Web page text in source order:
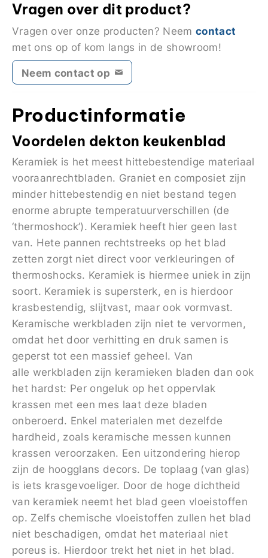
Vragen over dit product?
Vragen over onze producten? Neem contact
met ons op of kom langs in de showroom!
Neem contact op
Productinformatie
Voordelen dekton keukenblad
Keramiek is het meest hittebestendige materiaal
vooraanrechtbladen. Graniet en composiet zijn
minder hittebestendig en niet bestand tegen
enorme abrupte temperatuurverschillen (de
‘thermoshock’). Keramiek heeft hier geen last
van. Hete pannen rechtstreeks op het blad
zetten zorgt niet direct voor verkleuringen of
thermoshocks. Keramiek is hiermee uniek in zijn
soort. Keramiek is supersterk, en is hierdoor
krasbestendig, slijtvast, maar ook vormvast.
Keramische werkbladen zijn niet te vervormen,
omdat het door verhitting en druk samen is
geperst tot een massief geheel. Van
alle werkbladen zijn keramieken bladen dan ook
het hardst: Per ongeluk op het oppervlak
krassen met een mes laat deze bladen
onberoerd. Enkel materialen met dezelfde
hardheid, zoals keramische messen kunnen
krassen veroorzaken. Een uitzondering hierop
zijn de hoogglans decors. De toplaag (van glas)
is iets krasgevoeliger. Door de hoge dichtheid
van keramiek neemt het blad geen vloeistoffen
op. Zelfs chemische vloeistoffen zullen het blad
niet beschadigen, omdat het materiaal niet
poreus is. Hierdoor trekt het niet in het blad.